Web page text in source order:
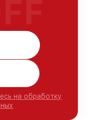
на обработку